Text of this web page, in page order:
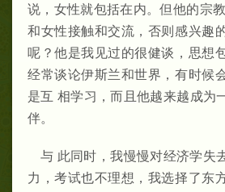
说，女性就包括在内。但他的宗
和女性接触和交流，否则感兴趣
呢？他是我见过的很健谈，思想
经常谈论伊斯兰和世界，有时候
是互 相学习，而且他越来越成为
伴。
与 此同时，我慢慢对经济学失
力，考试也不理想，我选择了东